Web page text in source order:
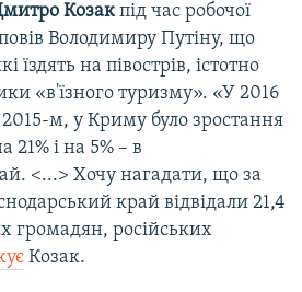
Козакпід час робочої
Володимиру Путіну, що
їздять на півострів, істотно
«в'їзного туризму». «У 2016
2015-м, у Криму було зростання
21% і на 5% – в
<...> Хочу нагадати, що за
край відвідали 21,4
громадян, російських
Козак.